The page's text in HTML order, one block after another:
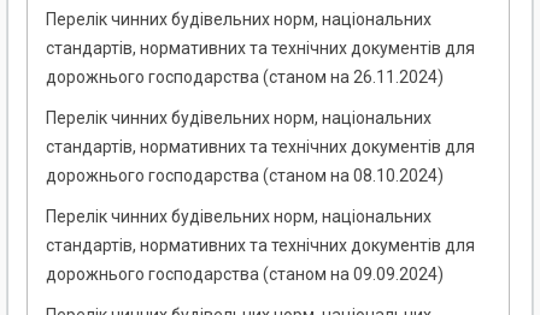
Перелік чинних будівельних норм, національних
стандартів, нормативних та технічних документів для
дорожнього господарства (станом на 26.11.2024)
Перелік чинних будівельних норм, національних
стандартів, нормативних та технічних документів для
дорожнього господарства (станом на 08.10.2024)
Перелік чинних будівельних норм, національних
стандартів, нормативних та технічних документів для
дорожнього господарства (станом на 09.09.2024)